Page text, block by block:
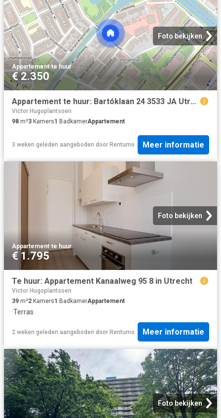
Foto bekijken
Appartement·te huur
€ 2.350
Appartement te huur: Bartóklaan 24 3533 JA Utrecht
Victor Hugoplantsoen
98 m²3 Kamers1 BadkamerAppartement
3 weken geleden aangeboden door Rentumo Meer informatie
Foto bekijken
Appartement·te huur
€ 1.795
Te huur: Appartement Kanaalweg 95 8 in Utrecht
Victor Hugoplantsoen
39 m²2 Kamers1 BadkamerAppartement
·Terras
2 weken geleden aangeboden door Rentumo Meer informatie
Foto bekijken